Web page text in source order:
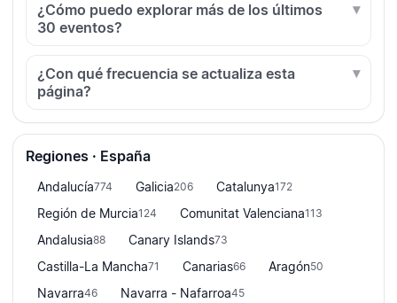
¿Cómo puedo explorar más de los últimos
30 eventos?
¿Con qué frecuencia se actualiza esta
página?
Regiones · España
Andalucía774 Galicia206 Catalunya172
Región de Murcia124 Comunitat Valenciana113
Andalusia88 Canary Islands73
Castilla-La Mancha71 Canarias66 Aragón50
Navarra46 Navarra - Nafarroa45